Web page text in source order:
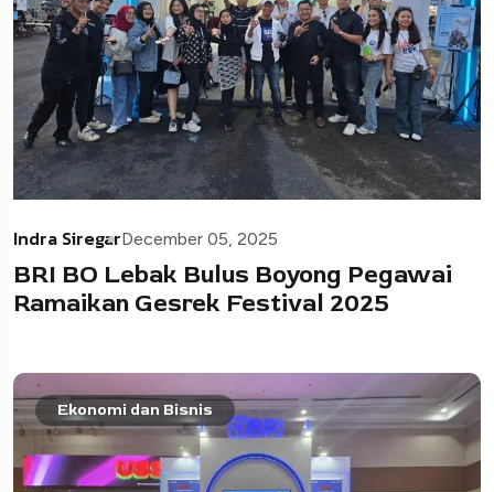
Indra SiregarDecember 05, 2025
BRI BO Lebak Bulus Boyong Pegawai
Ramaikan Gesrek Festival 2025
Ekonomi dan Bisnis